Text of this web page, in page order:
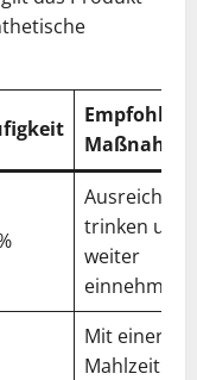
Empfohlene
Maßnahme
Ausreichend
trinken und
weiter
einnehmen
Mit einer
Mahlzeit